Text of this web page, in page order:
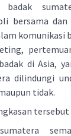
badak
bersama
komunikasi
di Asia,
dilindungi
tidak.
tersebut